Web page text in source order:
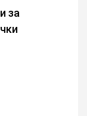
за